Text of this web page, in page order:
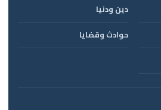
دين ودنيا
حوادث وقضايا